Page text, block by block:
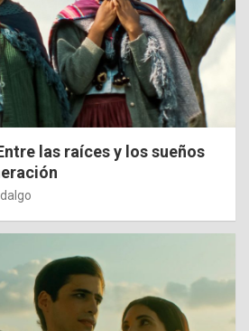
las raíces y los sueños